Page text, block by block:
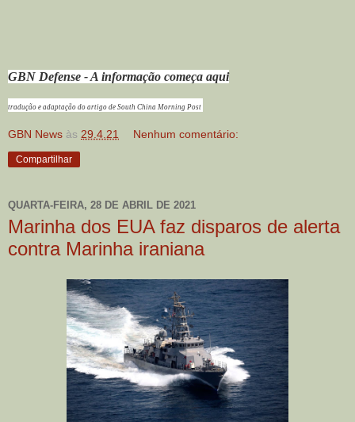
GBN Defense - A informação começa aqui
tradução e adaptação do artigo de South China Morning Post
GBN News às 29.4.21 Nenhum comentário:
Compartilhar
QUARTA-FEIRA, 28 DE ABRIL DE 2021
Marinha dos EUA faz disparos de alerta
contra Marinha iraniana